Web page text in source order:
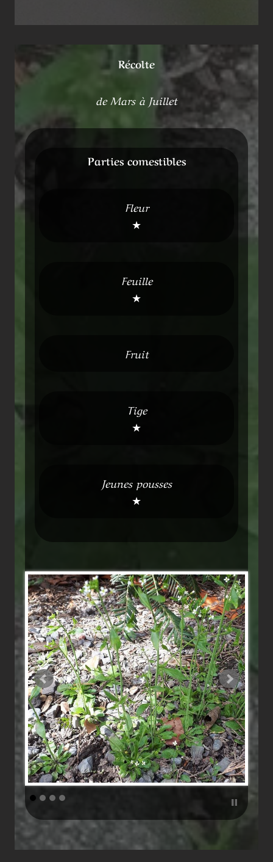
Récolte
de Mars à Juillet
Parties comestibles
Fleur
★
Feuille
★
Fruit
Tige
★
Jeunes pousses
★